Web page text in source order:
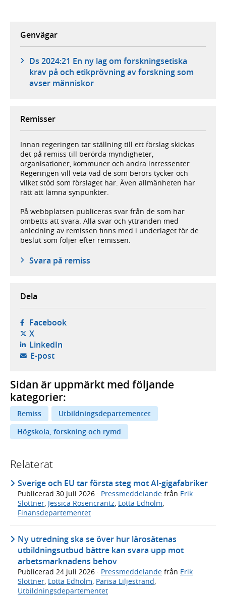
Genvägar
Ds 2024:21 En ny lag om forskningsetiska
krav på och etikprövning av forskning som
avser människor
Remisser
Innan regeringen tar ställning till ett förslag skickas
det på remiss till berörda myndigheter,
organisationer, kommuner och andra intressenter.
Regeringen vill veta vad de som berörs tycker och
vilket stöd som förslaget har. Även allmänheten har
rätt att lämna synpunkter.
På webbplatsen publiceras svar från de som har
ombetts att svara. Alla svar och yttranden med
anledning av remissen finns med i underlaget för de
beslut som följer efter remissen.
Svara på remiss
Dela
Facebook- öppnas i ny flik, extern webbplats,
X- öppnas i ny flik, extern webbplats,
LinkedIn- öppnas i ny flik, extern webbplats,
E-post- öppnar din e-postklient,
Sidan är uppmärkt med följande
kategorier:
Remiss
Utbildningsdepartementet
Högskola, forskning och rymd
Relaterat
Sverige och EU tar första steg mot AI-gigafabriker
Publicerad 30 juli 2026 · Pressmeddelande från Erik
Slottner, Jessica Rosencrantz, Lotta Edholm,
Finansdepartementet
Ny utredning ska se över hur lärosätenas
utbildningsutbud bättre kan svara upp mot
arbetsmarknadens behov
Publicerad 24 juli 2026 · Pressmeddelande från Erik
Slottner Lotta Edholm Parisa Liljestrand
Utbildningsdepartementet